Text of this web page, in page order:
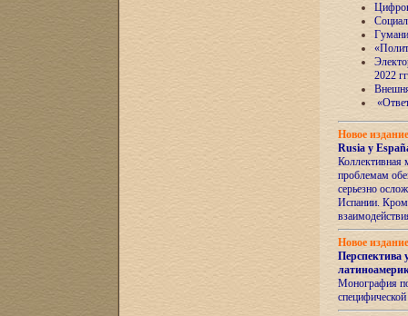
2022
Новое
Rusia y
Коллективная
проблемам
серьезно
Испании.
Новое
Перспектива
Монография